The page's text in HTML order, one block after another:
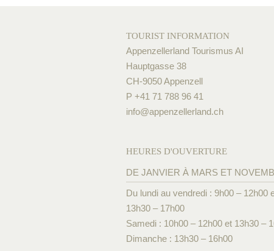
TOURIST INFORMATION
Appenzellerland Tourismus AI
Hauptgasse 38
CH-9050 Appenzell
P +41 71 788 96 41
info@appenzellerland.ch
HEURES D'OUVERTURE
DE JANVIER À MARS ET
Du lundi au vendredi : 9h00 – 12h00
13h30 – 17h00
Samedi : 10h00 – 12h00 et 13h30 –
Dimanche : 13h30 – 16h00